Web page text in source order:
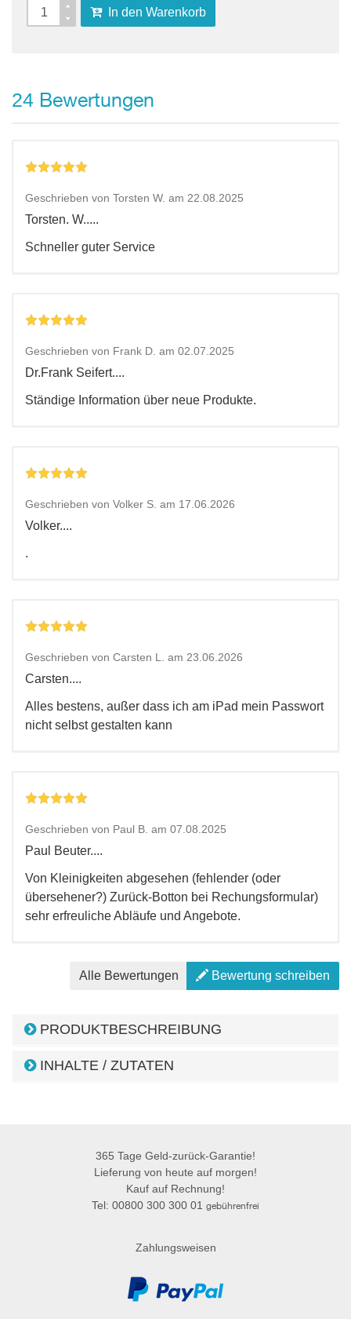
In den Warenkorb
24 Bewertungen
Geschrieben von Torsten W. am 22.08.2025
Torsten. W.....
Schneller guter Service
Geschrieben von Frank D. am 02.07.2025
Dr.Frank Seifert....
Ständige Information über neue Produkte.
Geschrieben von Volker S. am 17.06.2026
Volker....
.
Geschrieben von Carsten L. am 23.06.2026
Carsten....
Alles bestens, außer dass ich am iPad mein Passwort
nicht selbst gestalten kann
Geschrieben von Paul B. am 07.08.2025
Paul Beuter....
Von Kleinigkeiten abgesehen (fehlender (oder
übersehener?) Zurück-Botton bei Rechungsformular)
sehr erfreuliche Abläufe und Angebote.
Alle Bewertungen Bewertung schreiben
PRODUKTBESCHREIBUNG
INHALTE / ZUTATEN
365 Tage Geld-zurück-Garantie!
Lieferung von heute auf morgen!
Kauf auf Rechnung!
Tel: 00800 300 300 01 gebührenfrei
Zahlungsweisen